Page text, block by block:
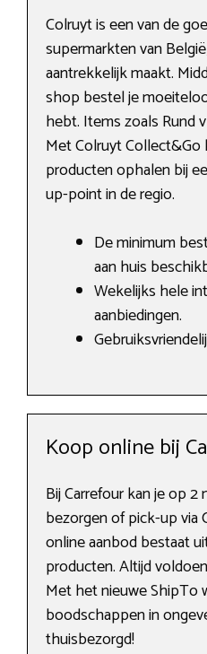
Colruyt is een van de
supermarkten van
aantrekkelijk maakt.
shop bestel je
hebt. Items zoals Rund
Met Colruyt
producten ophalen bij
up-point in de regio.
De minimum
aan huis
Wekelijks hele
aanbiedingen.
Koop online bij
Bij Carrefour kan je op
bezorgen of pick-up via
online aanbod bestaat
producten. Altijd
Met het nieuwe ShipTo
boodschappen in
thuisbezorgd!